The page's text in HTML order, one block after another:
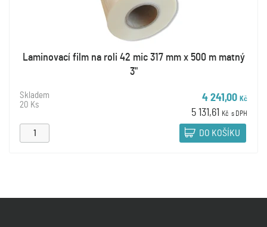
Laminovací film na roli 42 mic 317 mm x 500 m matný
3"
Skladem
20 Ks
4 241,00 Kč
5 131,61 Kč s DPH
DO KOŠÍKU